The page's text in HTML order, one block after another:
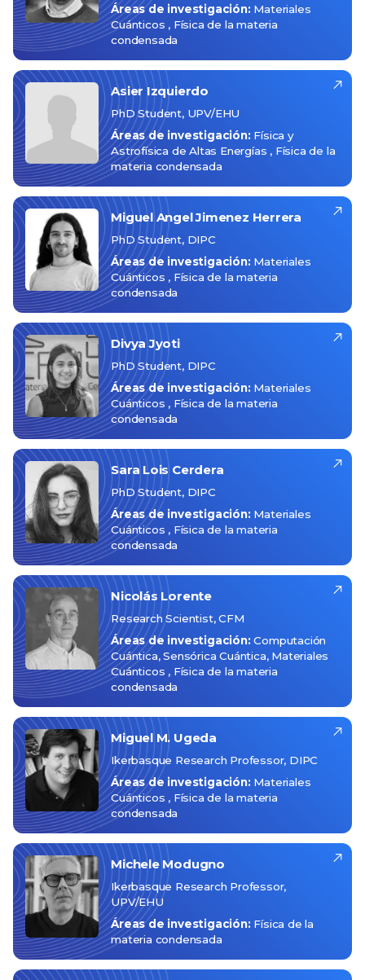
Áreas de investigación: Materiales
Cuánticos
Física de la materia
condensada
Asier Izquierdo
PhD Student, UPV/EHU
Áreas de investigación: Física y
Astrofísica de Altas Energías
Física de la
materia condensada
Miguel AngelJimenez Herrera
PhD Student, DIPC
Áreas de investigación: Materiales
Cuánticos
Física de la materia
condensada
DivyaJyoti
PhD Student, DIPC
Áreas de investigación: Materiales
Cuánticos
Física de la materia
condensada
SaraLois Cerdera
PhD Student, DIPC
Áreas de investigación: Materiales
Cuánticos
Física de la materia
condensada
NicolásLorente
Research Scientist, CFM
Áreas de investigación: Computación
Cuántica Sensórica Cuántica Materiales
Cuánticos
Física de la materia
condensada
Miguel M. Ugeda
Ikerbasque Research Professor, DIPC
Áreas de investigación: Materiales
Cuánticos
Física de la materia
condensada
MicheleModugno
Ikerbasque Research Professor,
UPV/EHU
Áreas de investigación: Física de la
materia condensada